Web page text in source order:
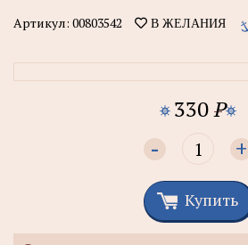
Артикул: 00803542 В ЖЕЛАНИЯ
330P
- +
Купить